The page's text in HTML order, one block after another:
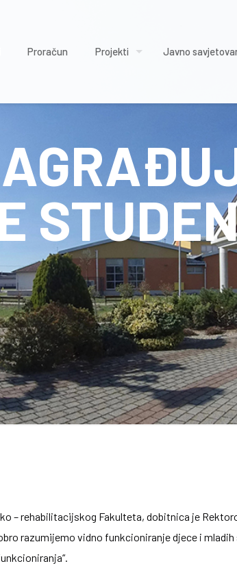
Proračun Projekti Javno
– rehabilitacijskog Fakulteta, dobitnica je
razumijemo vidno funkcioniranje djece i